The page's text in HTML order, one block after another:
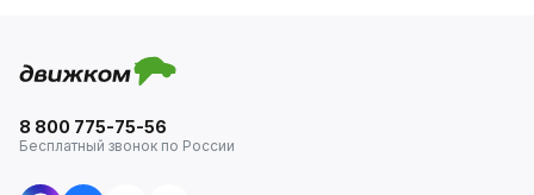
8 800 775-75-56
Бесплатный звонок по России